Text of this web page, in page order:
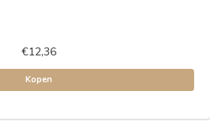
€12,36
Kopen